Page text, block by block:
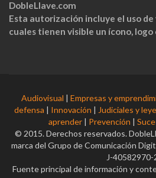
DobleLlave.com
Esta autorización incluye el uso de
cuales tienen visible un ícono, logo
Audiovisual | Empresas y
defensa | Innovación | Judiciales y
aprender | Prevención |
© 2015. Derechos reservados.
marca del Grupo de Comunicación
J-40582970-
Fuente principal de información y